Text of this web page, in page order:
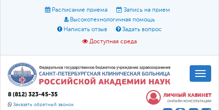
Расписание приема
Запись на прием
Высокотехнологичная помощь
Написать отзыв
Задать вопрос
Доступная среда
Размер шрифта: A A A
Цвет:
8 (812) 323-45-35
Заказать обратный звонок
ЛИЧНЫЙ КАБИНЕТ
ОНЛАЙН КОНСУЛЬТАЦИИ